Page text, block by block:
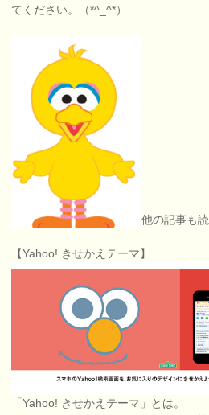
てください。（*^_^*）
他の記事も
【Yahoo! きせかえテーマ】
「Yahoo! きせかえテーマ」とは。